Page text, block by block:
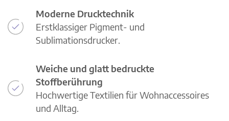
Moderne Drucktechnik
Erstklassiger Pigment- und
Sublimationsdrucker.
Weiche und glatt bedruckte
Stoffberührung
Hochwertige Textilien für Wohnaccessoires
und Alltag.